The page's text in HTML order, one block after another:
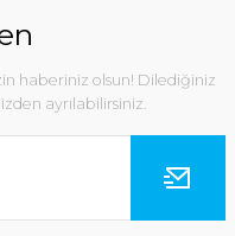
haberiniz olsun! Dilediğiniz
ayrılabilirsiniz.